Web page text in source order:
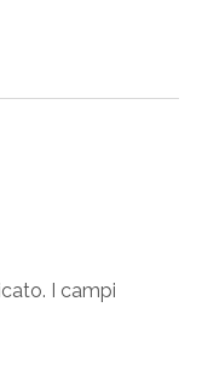
I campi